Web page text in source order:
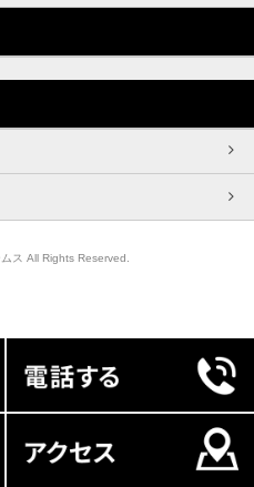
ス All Rights Reserved.